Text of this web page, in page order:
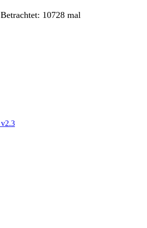
Betrachtet: 10728 mal